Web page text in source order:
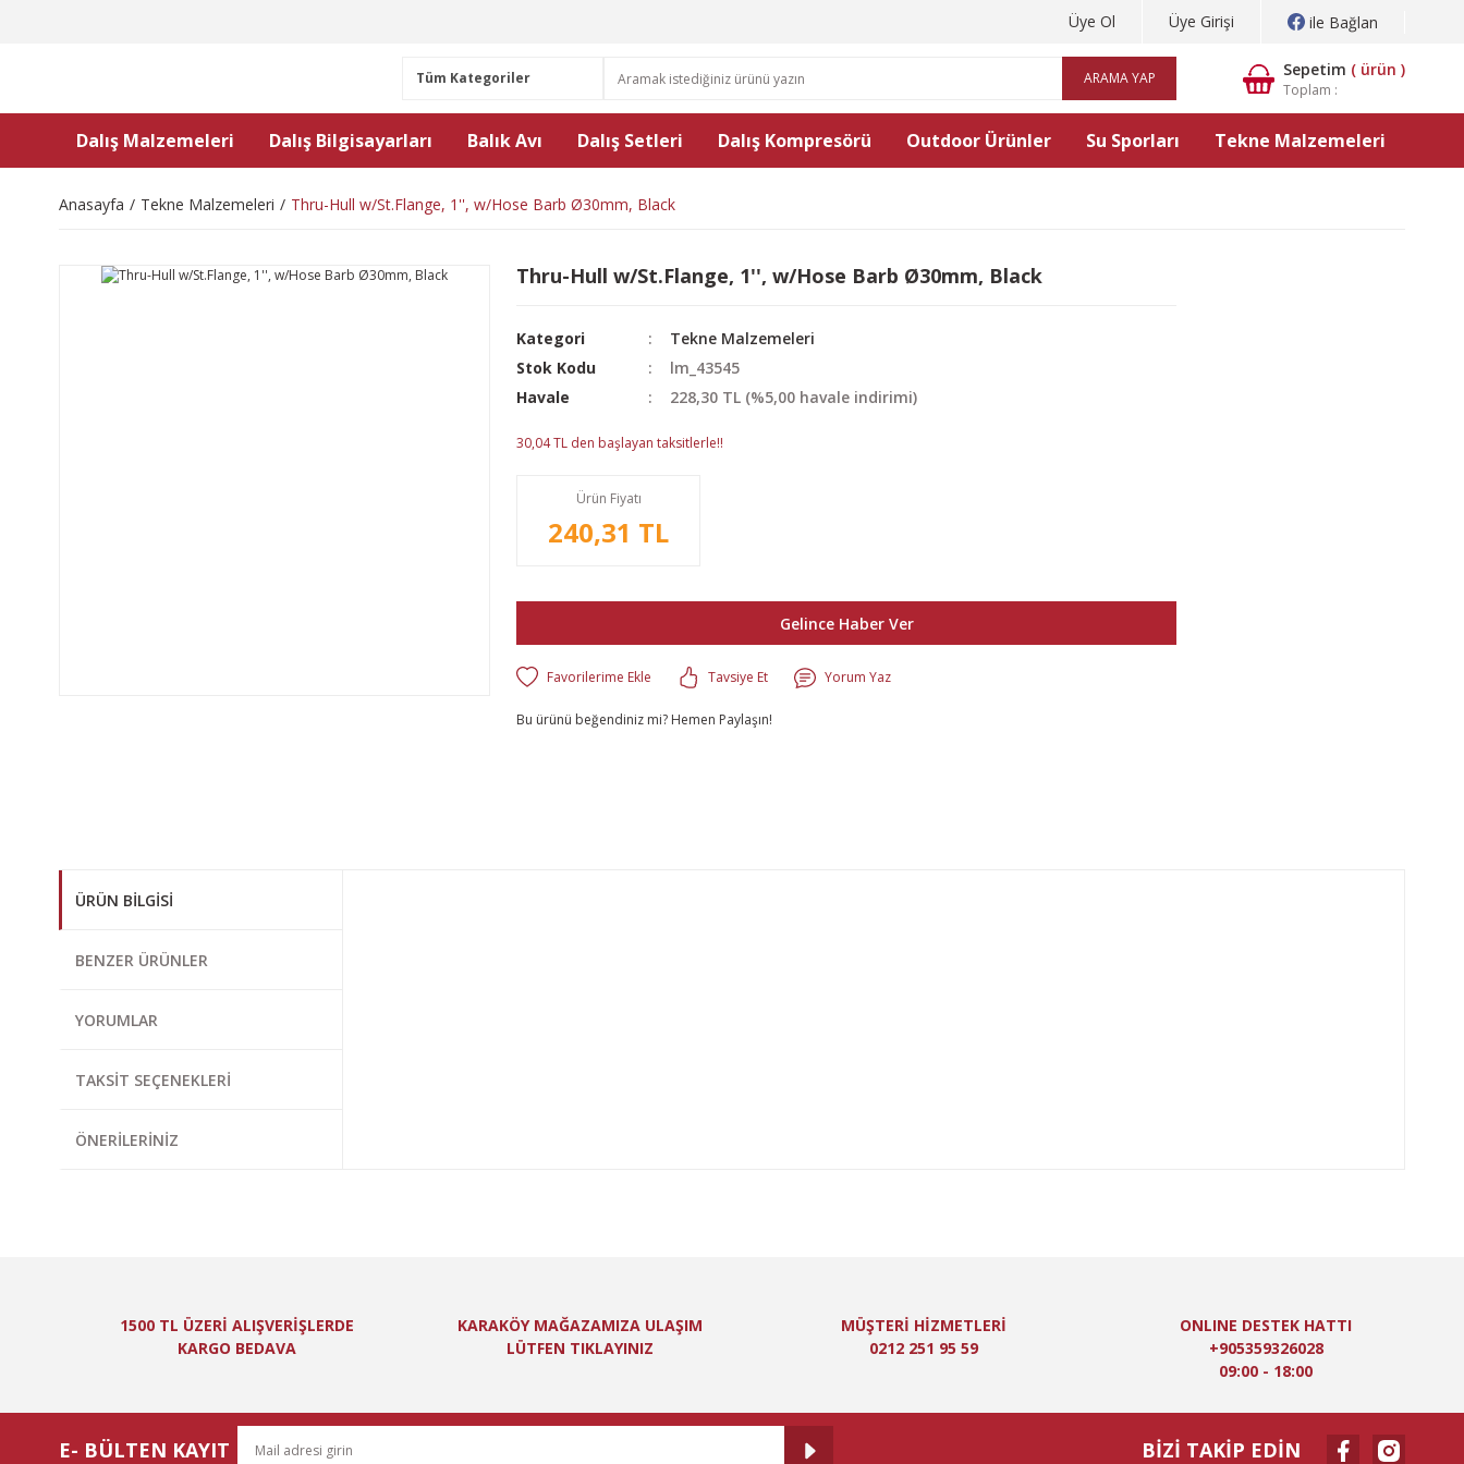
Üye Ol Üye Girişi ile Bağlan
ARAMA YAP Sepetim ( ürün )
Toplam :
Dalış Malzemeleri Dalış Bilgisayarları Balık Avı Dalış Setleri Dalış Kompresörü Outdoor Ürünler Su Sporları Tekne Malzemeleri
Anasayfa Tekne Malzemeleri Thru-Hull w/St.Flange, 1'', w/Hose Barb Ø30mm, Black
Thru-Hull w/St.Flange, 1'', w/Hose Barb Ø30mm, Black
Kategori
Tekne Malzemeleri
Stok Kodu
lm_43545
Havale
228,30 TL (%5,00 havale indirimi)
30,04 TL den başlayan taksitlerle!!
Ürün Fiyatı
240,31 TL
Gelince Haber Ver
Tavsiye Et Yorum Yaz
Bu ürünü beğendiniz mi? Hemen Paylaşın!
ÜRÜN BILGISI
BENZER ÜRÜNLER
YORUMLAR
TAKSIT SEÇENEKLERI
ÖNERILERINIZ
1500 TL ÜZERİ ALIŞVERİŞLERDE
KARGO BEDAVA
KARAKÖY MAĞAZAMIZA ULAŞIM
LÜTFEN TIKLAYINIZ
MÜŞTERİ HİZMETLERİ
0212 251 95 59
ONLINE DESTEK HATTI
+905359326028
09:00 - 18:00
E- BÜLTEN KAYIT BİZİ TAKİP EDİN